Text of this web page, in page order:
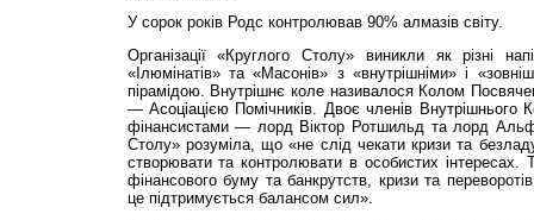
У сорок років Родс контролював 90% алмазів світу.
Організації «Круглого Столу» виникли як різні
«Ілюмінатів» та «Масонів» з «внутрішніми» і
пірамідою. Внутрішнє коле називалося Колом
— Асоціацією Помічників. Двоє членів Внутрішнього
фінансистами — лорд Віктор Ротшильд та лорд
Столу» розуміла, що «не слід чекати кризи та
створювати та контролювати в особистих
фінансового буму та банкрутств, кризи та
це підтримується балансом сил».